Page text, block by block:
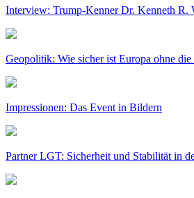
Interview: Trump-Kenner Dr. Kenneth R.
Geopolitik: Wie sicher ist Europa ohne
Impressionen: Das Event in Bildern
Partner LGT: Sicherheit und Stabilität in